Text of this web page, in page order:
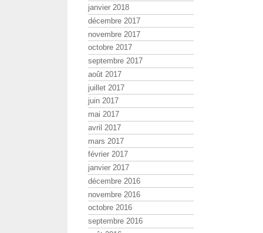
janvier 2018
décembre 2017
novembre 2017
octobre 2017
septembre 2017
août 2017
juillet 2017
juin 2017
mai 2017
avril 2017
mars 2017
février 2017
janvier 2017
décembre 2016
novembre 2016
octobre 2016
septembre 2016